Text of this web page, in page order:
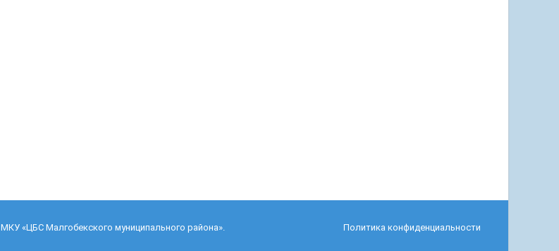
МКУ «ЦБС Малгобекского муниципального района». Политика конфиденциальности